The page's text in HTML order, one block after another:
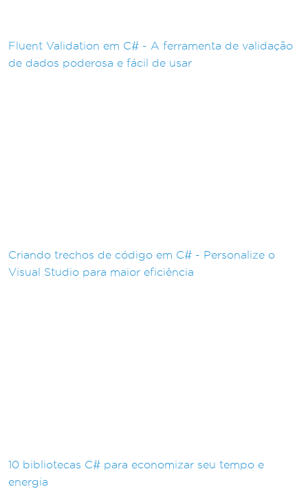
Fluent Validation em C# - A ferramenta de validação
de dados poderosa e fácil de usar
Criando trechos de código em C# - Personalize o
Visual Studio para maior eficiência
10 bibliotecas C# para economizar seu tempo e
energia